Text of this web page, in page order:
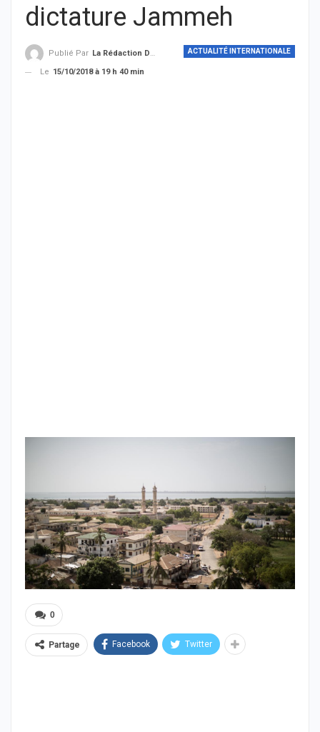
dictature Jammeh
ACTUALITÉ INTERNATIONALE
Publié Par La Rédaction De THIEYSENEGAL.com
Le 15/10/2018 à 19 h 40 min
0
Partage Facebook Twitter